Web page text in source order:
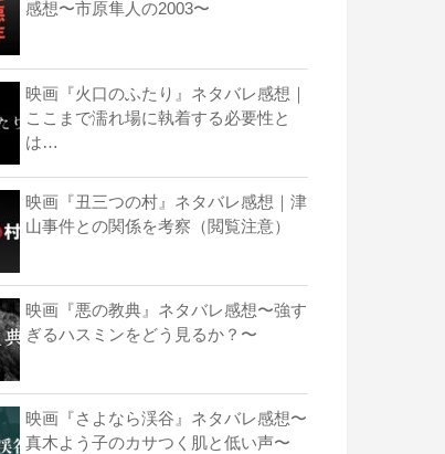
感想〜市原隼人の2003〜
映画『火口のふたり』ネタバレ感想｜
ここまで濡れ場に執着する必要性と
は…
映画『丑三つの村』ネタバレ感想｜津
山事件との関係を考察（閲覧注意）
映画『悪の教典』ネタバレ感想〜強す
ぎるハスミンをどう見るか？〜
映画『さよなら渓谷』ネタバレ感想〜
真木よう子のカサつく肌と低い声〜